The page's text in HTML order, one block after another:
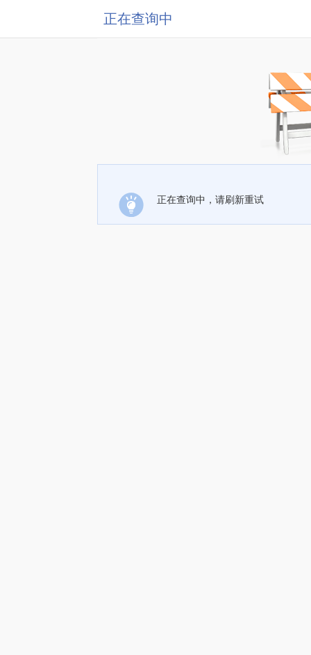
正在查询中
正在查询中，请刷新重试